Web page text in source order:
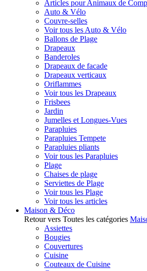
Articles pour Animaux de
Auto & Vélo
Couvre-selles
Voir tous les Auto & Vélo
Ballons de Plage
Drapeaux
Banderoles
Drapeaux de facade
Drapeaux verticaux
Oriflammes
Voir tous les Drapeaux
Frisbees
Jardin
Jumelles et Longues-Vues
Parapluies
Parapluies Tempete
Parapluies pliants
Voir tous les Parapluies
Plage
Chaises de plage
Serviettes de Plage
Voir tous les Plage
Voir tous les articles
Maison & Déco
Retour vers Toutes les catégories
Assiettes
Bougies
Couvertures
Cuisine
Couteaux de Cuisine